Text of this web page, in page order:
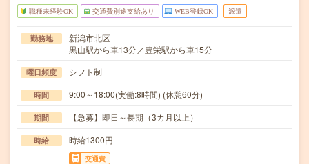
職種未経験OK 交通費別途支給あり WEB登録OK 派遣
勤務地
新潟市北区
黒山駅から車13分／豊栄駅から車15分
曜日頻度 シフト制
時間 9:00～18:00(実働:8時間) (休憩60分)
期間 【急募】即日～長期（3カ月以上）
時給 時給1300円
交通費